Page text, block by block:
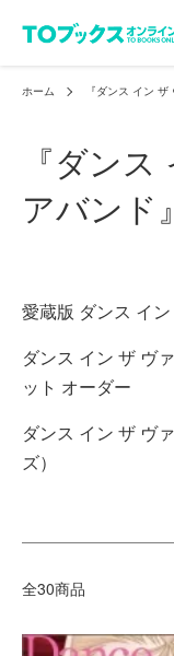
ホーム 『ダンス イン ザ
『ダン
アバンド』
愛蔵版 ダンス イ
ダンス イン ザ ヴ
ット オーダー
ダンス イン ザ ヴ
ズ）
全30商品